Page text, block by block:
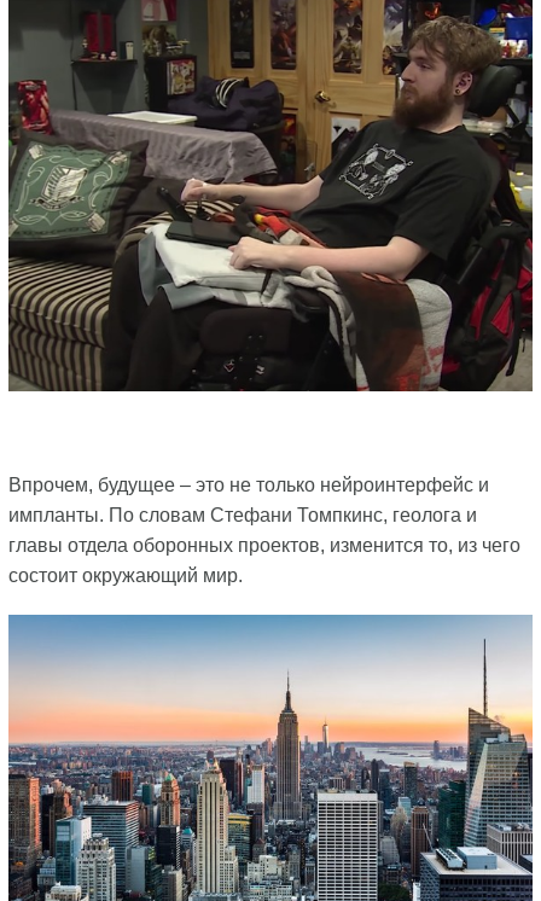
Впрочем, будущее – это не только нейроинтерфейс и
импланты. По словам Стефани Томпкинс, геолога и
главы отдела оборонных проектов, изменится то, из чего
состоит окружающий мир.